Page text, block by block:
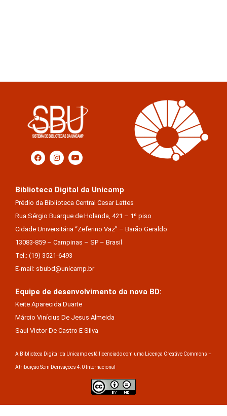
Biblioteca Digital da Unicamp
Prédio da Biblioteca Central Cesar Lattes
Rua Sérgio Buarque de Holanda, 421 – 1º piso
Cidade Universitária “Zeferino Vaz” – Barão Geraldo
13083-859 – Campinas – SP – Brasil
Tel.: (19) 3521-6493
E-mail: sbubd@unicamp.br
Equipe de desenvolvimento da nova BD:
Keite Aparecida Duarte
Márcio Vinícius De Jesus Almeida
Saul Victor De Castro E Silva
A Biblioteca Digital da Unicamp está licenciado com uma Licença Creative Commons –
Atribuição Sem Derivações 4.0 Internacional